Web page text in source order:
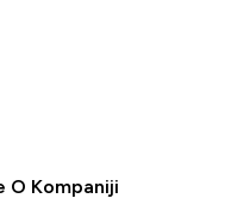
O Kompaniji